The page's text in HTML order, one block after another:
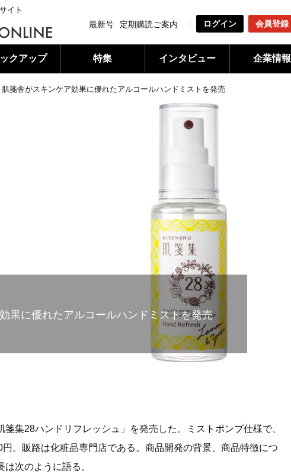
イト
最新号 定期購読ご案内 ログイン 会員登録
クアップ 特集 インタビュー 企業情報
肌箋舎がスキンケア効果に優れたアルコールハンドミストを発売
果に優れたアルコールハンドミストを発売
箋集28ハンドリフレッシュ」を発売した。ミストポンプ仕様で、
。販路は化粧品専門店である。商品開発の背景、商品特徴につ
次のように語る。